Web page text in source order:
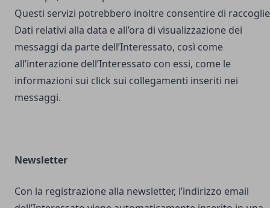
Questi servizi potrebbero inoltre consentire di
Dati relativi alla data e all’ora di visualizzazione dei
messaggi da parte dell’Interessato, così come
all’interazione dell’Interessato con essi, come le
informazioni sui click sui collegamenti inseriti nei
messaggi.
Newsletter
Con la registrazione alla newsletter, l’indirizzo email